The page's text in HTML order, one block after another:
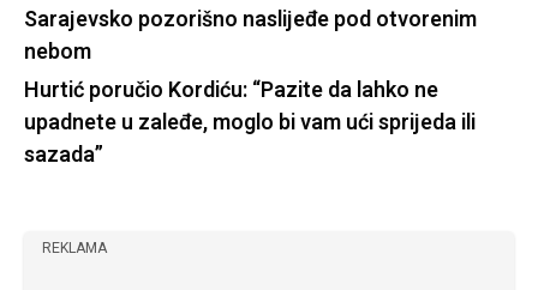
Sarajevsko pozorišno naslijeđe pod otvorenim
nebom
Hurtić poručio Kordiću: “Pazite da lahko ne
upadnete u zaleđe, moglo bi vam ući sprijeda ili
sazada”
REKLAMA